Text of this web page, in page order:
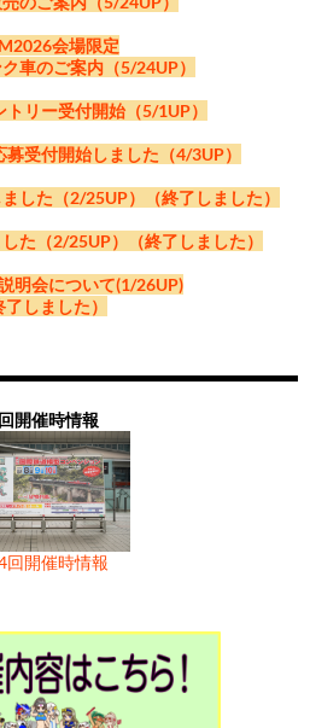
会場限定
車のご案内（5/24UP）
トリー受付開始（5/1UP）
募受付開始しました（4/3UP）
した（2/25UP）（終了しました）
た（2/25UP）（終了しました）
明会について(1/26UP)
了しました）
開催時情報
回開催時情報